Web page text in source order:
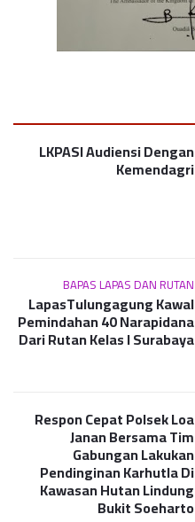
LKPASI Audiensi Dengan
Kemendagri
BAPAS LAPAS DAN RUTAN
LapasTulungagung Kawal
Pemindahan 40 Narapidana
Dari Rutan Kelas I Surabaya
Respon Cepat Polsek Loa
Janan Bersama Tim
Gabungan Lakukan
Pendinginan Karhutla Di
Kawasan Hutan Lindung
Bukit Soeharto